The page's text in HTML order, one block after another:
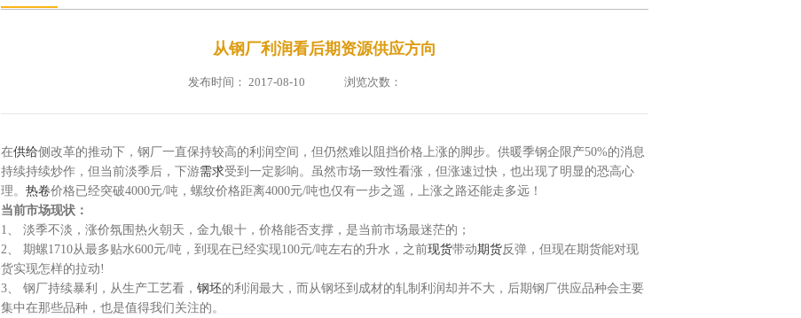
从钢厂利润看后期资源供应方向
发布时间： 2017-08-10 浏览次数：
在供给侧改革的推动下，钢厂一直保持较高的利润空间，但仍然难以阻挡价格上涨的脚步。供暖季钢企限产50%的消息
持续持续炒作，但当前淡季后，下游需求受到一定影响。虽然市场一致性看涨，但涨速过快，也出现了明显的恐高心
理。 热卷价格已经突破4000元/吨，螺纹价格距离4000元/吨也仅有一步之遥，上涨之路还能走多远！
当前市场现状：
1、 淡季不淡，涨价氛围热火朝天，金九银十，价格能否支撑，是当前市场最迷茫的；
2、 期螺1710从最多贴水600元/吨，到现在已经实现100元/吨左右的升水，之前现货带动期货反弹，但现在期货能对现
货实现怎样的拉动!
3、 钢厂持续暴利，从生产工艺看， 钢坯的利润最大，而从钢坯到成材的轧制利润却并不大，后期钢厂供应品种会主要
集中在那些品种，也是值得我们关注的。